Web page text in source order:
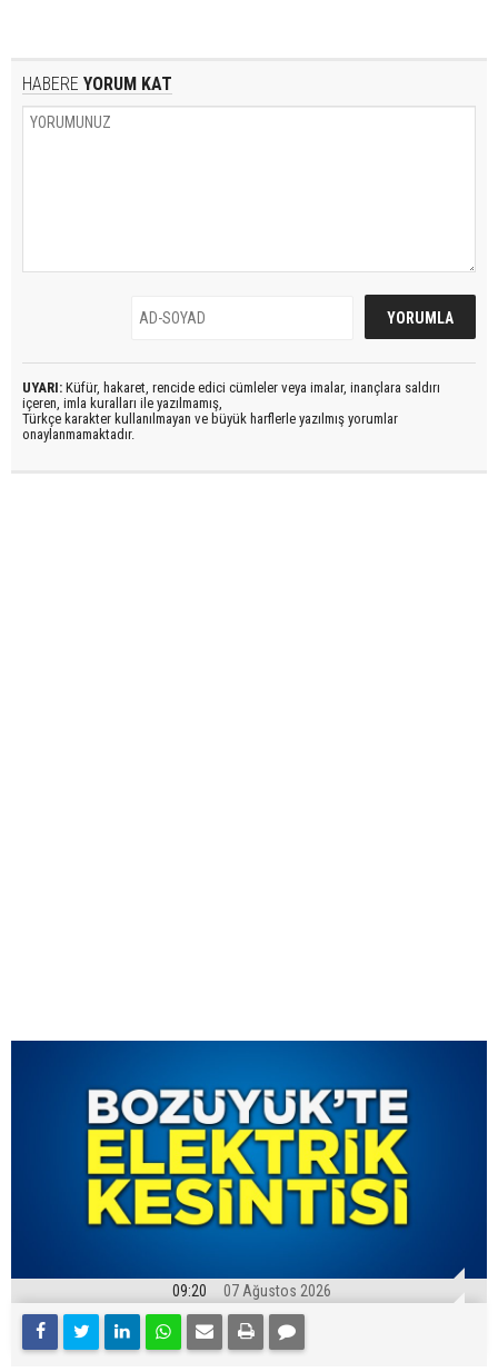
HABERE YORUM KAT
UYARI: Küfür, hakaret, rencide edici cümleler veya imalar, inançlara saldırı
içeren, imla kuralları ile yazılmamış,
Türkçe karakter kullanılmayan ve büyük harflerle yazılmış yorumlar
onaylanmamaktadır.
09:20 07 Ağustos 2026